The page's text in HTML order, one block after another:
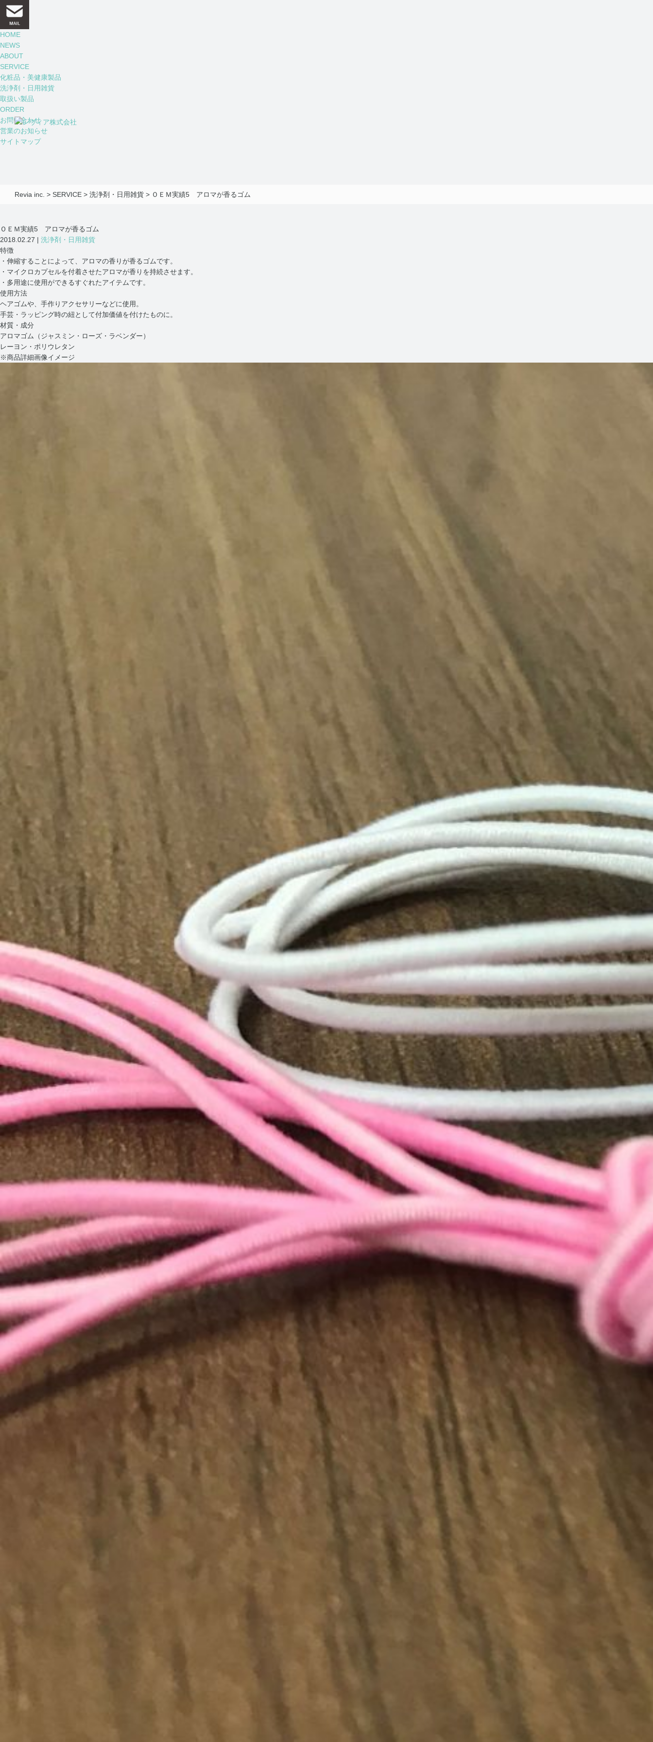
HOME
NEWS
ABOUT
SERVICE
化粧品・美健康製品
洗浄剤・日用雑貨
取扱い製品
ORDER
お問い合わせ
営業のお知らせ
サイトマップ
Revia inc. > SERVICE > 洗浄剤・日用雑貨 > ＯＥＭ実績5 アロマが香るゴム
ＯＥＭ実績5 アロマが香るゴム
2018.02.27 | 洗浄剤・日用雑貨
特徴
・伸縮することによって、アロマの香りが香るゴムです。
・マイクロカプセルを付着させたアロマが香りを持続させます。
・多用途に使用ができるすぐれたアイテムです。
使用方法
ヘアゴムや、手作りアクセサリーなどに使用。
手芸・ラッピング時の紐として付加価値を付けたものに。
材質・成分
アロマゴム（ジャスミン・ローズ・ラベンダー）
レーヨン・ポリウレタン
※商品詳細画像イメージ